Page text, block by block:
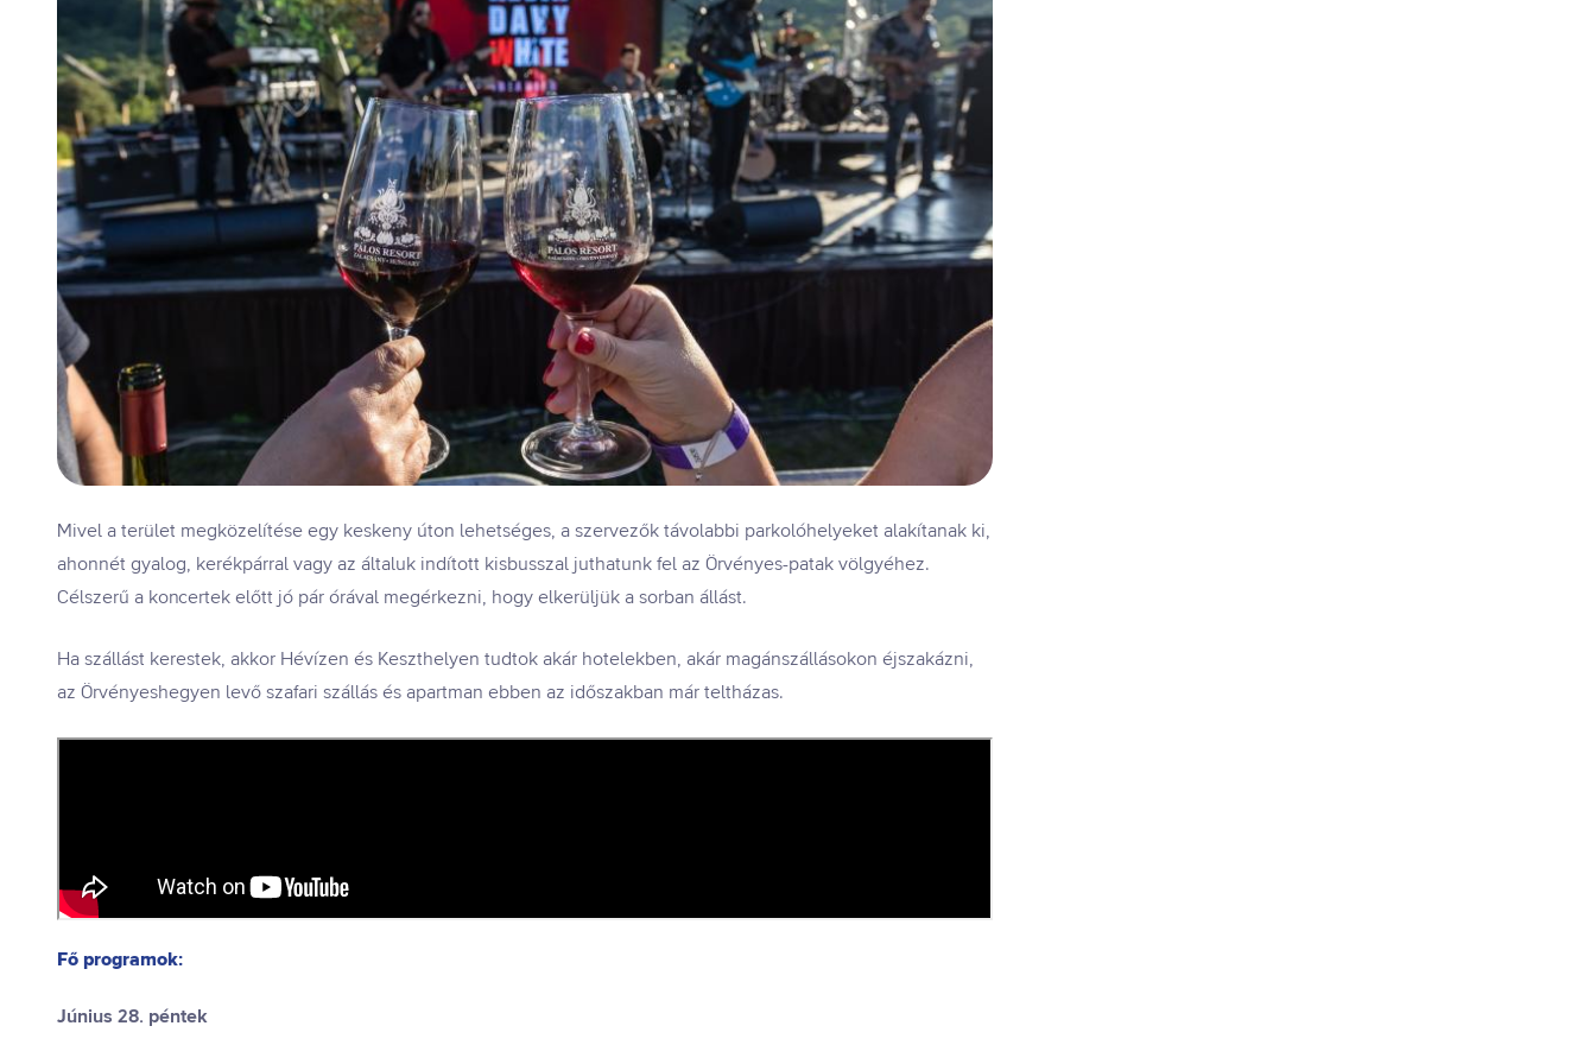
Mivel a terület megközelítése egy keskeny úton lehetséges, a szervezők távolabbi parkolóhelyeket alakítanak ki,
ahonnét gyalog, kerékpárral vagy az általuk indított kisbusszal juthatunk fel az Örvényes-patak völgyéhez.
Célszerű a koncertek előtt jó pár órával megérkezni, hogy elkerüljük a sorban állást.
Ha szállást kerestek, akkor Hévízen és Keszthelyen tudtok akár hotelekben, akár magánszállásokon éjszakázni,
az Örvényeshegyen levő szafari szállás és apartman ebben az időszakban már teltházas.
Fő programok:
Június 28. péntek